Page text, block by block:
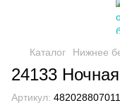
Каталог Нижнее
24133
Артикул: